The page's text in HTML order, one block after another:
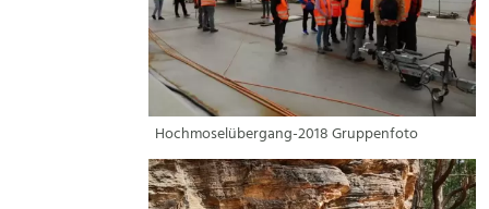
Hochmoselübergang-2018 Gruppenfoto